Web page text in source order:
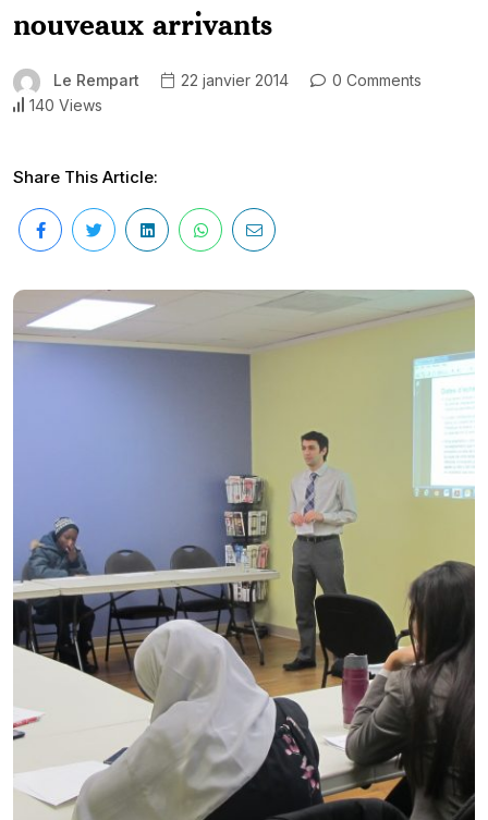
nouveaux arrivants
Le Rempart 22 janvier 2014
0 Comments
140 Views
Share This Article: